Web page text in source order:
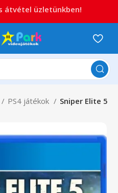
PS4 játékok Sniper Elite 5
átvétel üzletünkben!